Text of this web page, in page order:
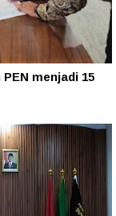
menjadi 15